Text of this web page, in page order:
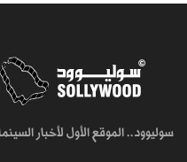
سوليوود.. الموقع الأول لأخبار